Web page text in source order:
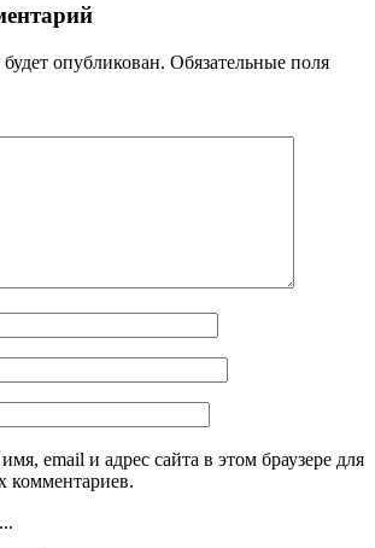
опубликован. Обязательные поля
email и адрес сайта в этом браузере для
комментариев.